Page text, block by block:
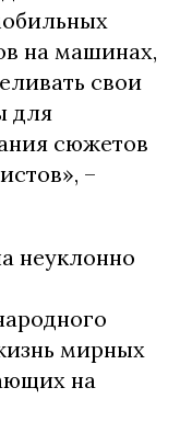
на машинах,
свои
для
сюжетов
–
неуклонно
мирных
на